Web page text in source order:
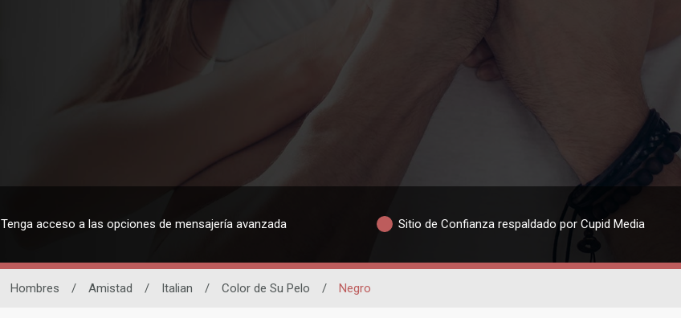
Tenga acceso a las opciones de mensajería avanzada Sitio de Confianza respaldado por Cupid Media
Hombres / Amistad / Italian / Color de Su Pelo / Negro